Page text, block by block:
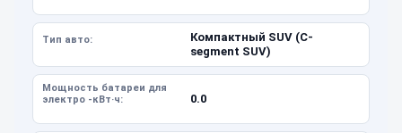
Тип авто:
Компактный SUV (C-
segment SUV)
Мощность батареи для
электро -кВт·ч:
0.0